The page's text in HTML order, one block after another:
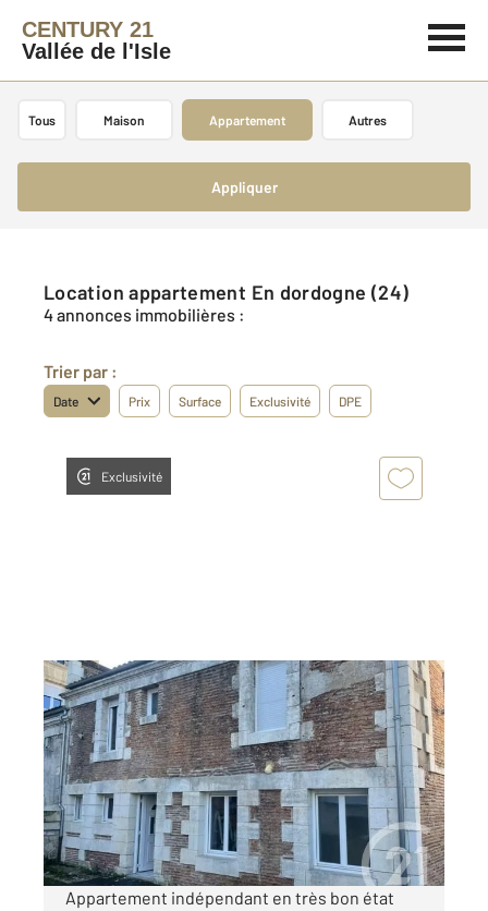
CENTURY 21
Vallée de l'Isle
Tous Maison Appartement Autres
Appliquer
Location appartement En dordogne (24)
4 annonces immobilières :
Trier par :
Date Prix Surface Exclusivité DPE
Exclusivité
MONTPON MENESTEROL 24
47 m 2, 3 pièces
Ref : 11290
Appartement à louer
595 €
par mois charges comprises
Appartement indépendant en très bon état